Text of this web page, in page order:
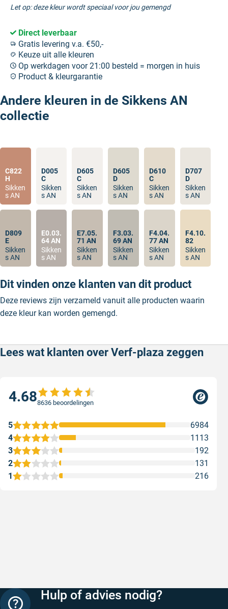
Let op: deze kleur wordt speciaal voor jou gemengd
Direct leverbaar
Gratis levering v.a. €50,-
Keuze uit alle kleuren
Op werkdagen voor 21:00 besteld = morgen in huis
Product & kleurgarantie
Andere kleuren in de Sikkens AN
collectie
C822
H
Sikken
s AN
D005
C
Sikken
s AN
D605
C
Sikken
s AN
D605
D
Sikken
s AN
D610
C
Sikken
s AN
D707
D
Sikken
s AN
D809
E
Sikken
s AN
E0.03.
64 AN
Sikken
s AN
E7.05.
71 AN
Sikken
s AN
F3.03.
69 AN
Sikken
s AN
F4.04.
77 AN
Sikken
s AN
F4.10.
82
Sikken
s AN
Dit vinden onze klanten van dit product
Deze reviews zijn verzameld vanuit alle producten waarin
deze kleur kan worden gemengd.
Lees wat klanten over Verf-plaza zeggen
4.688636 beoordelingen
1 216
2 131
3 192
4 1113
5 6984
Hulp of advies nodig?